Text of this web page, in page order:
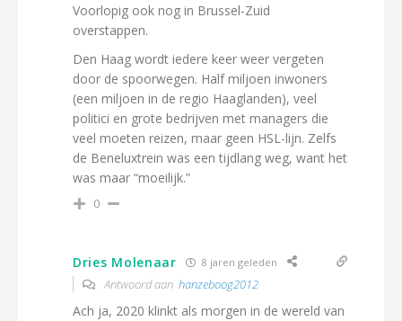
Voorlopig ook nog in Brussel-Zuid
overstappen.
Den Haag wordt iedere keer weer vergeten
door de spoorwegen. Half miljoen inwoners
(een miljoen in de regio Haaglanden), veel
politici en grote bedrijven met managers die
veel moeten reizen, maar geen HSL-lijn. Zelfs
de Beneluxtrein was een tijdlang weg, want het
was maar “moeilijk.”
0
Dries Molenaar 8 jaren geleden
Antwoord aan hanzeboog2012
Ach ja, 2020 klinkt als morgen in de wereld van